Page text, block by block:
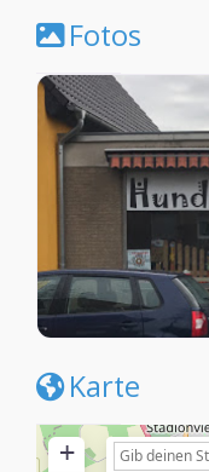
Fotos
Karte
+